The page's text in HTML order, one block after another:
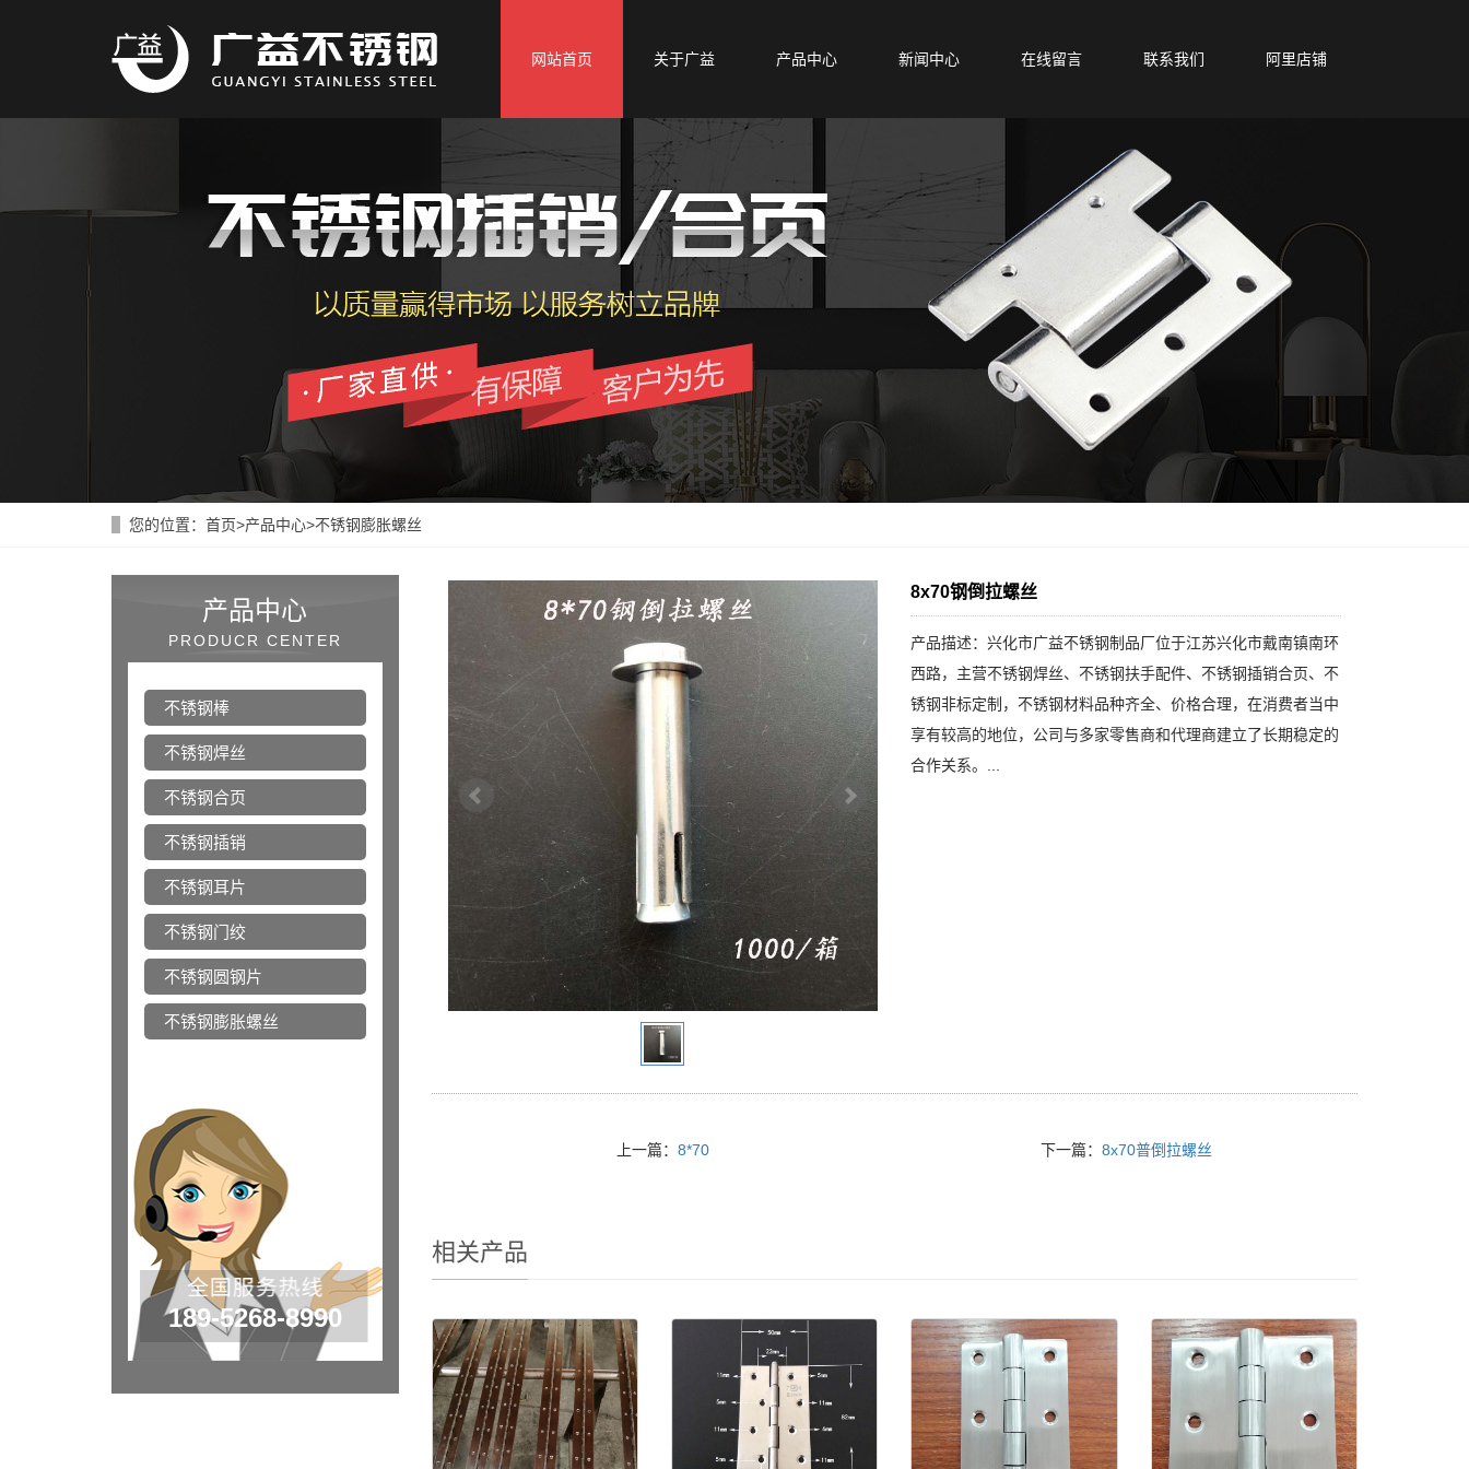
网站首页 关于广益 产品中心 新闻中心 在线留言 联系我们 阿里店铺
您的位置： 首页>产品中心>不锈钢膨胀螺丝
8x70钢倒拉螺丝
产品描述：兴化市广益不锈钢制品厂位于江苏兴化市戴南镇南环
西路，主营不锈钢焊丝、不锈钢扶手配件、不锈钢插销合页、不
锈钢非标定制，不锈钢材料品种齐全、价格合理，在消费者当中
享有较高的地位，公司与多家零售商和代理商建立了长期稳定的
合作关系。...
上一篇： 8*70 下一篇： 8x70普倒拉螺丝
相关产品
产品中心
PRODUCR CENTER
不锈钢棒
不锈钢焊丝
不锈钢合页
不锈钢插销
不锈钢耳片
不锈钢门绞
不锈钢圆钢片
不锈钢膨胀螺丝
189-5268-8990